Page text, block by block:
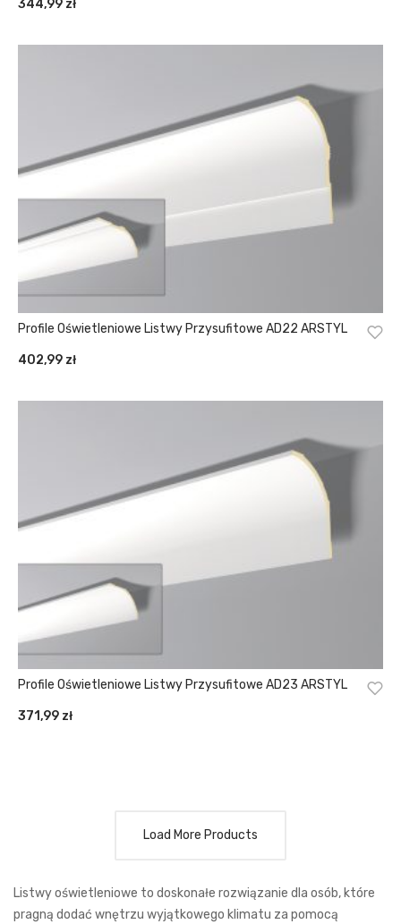
Listwy oświetleniowe to doskonałe rozwiązanie dla osób, które
pragną dodać wnętrzu wyjątkowego klimatu za pomocą
344,99 zł
Profile Oświetleniowe Listwy Przysufitowe AD22 ARSTYL
402,99 zł
Profile Oświetleniowe Listwy Przysufitowe AD23 ARSTYL
371,99 zł
Load More Products